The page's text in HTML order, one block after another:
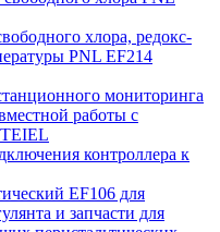
хлора, редокс-
PNL EF214
мониторинга
работы с
контроллера к
EF106 для
и запчасти для